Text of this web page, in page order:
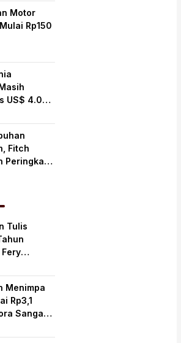
Motor
Rp150
US$ 4.000
Fitch
Peringkat
Tulis
Fery
Menimpa
Rp3,1
Sangat